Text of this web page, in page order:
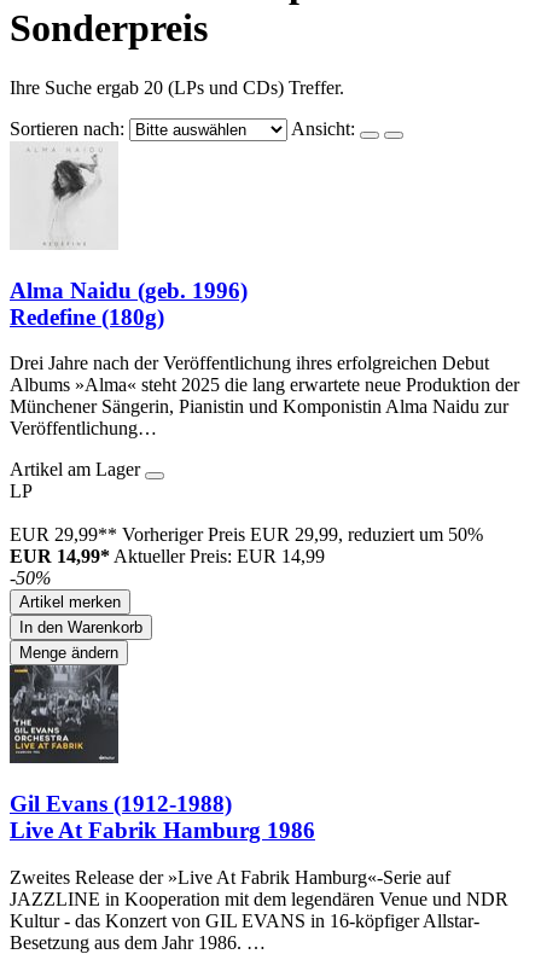
Sonderpreis
Ihre Suche ergab 20 (LPs und CDs) Treffer.
Sortieren nach:
Ansicht:
Alma Naidu (geb. 1996)
Redefine (180g)
Drei Jahre nach der Veröffentlichung ihres erfolgreichen Debut
Albums »Alma« steht 2025 die lang erwartete neue Produktion der
Münchener Sängerin, Pianistin und Komponistin Alma Naidu zur
Veröffentlichung…
Artikel am Lager
LP
EUR 29,99** Vorheriger Preis EUR 29,99, reduziert um 50%
EUR 14,99* Aktueller Preis: EUR 14,99
-50%
Artikel merken
In den Warenkorb
Menge ändern
Gil Evans (1912-1988)
Live At Fabrik Hamburg 1986
Zweites Release der »Live At Fabrik Hamburg«-Serie auf
JAZZLINE in Kooperation mit dem legendären Venue und NDR
Kultur - das Konzert von GIL EVANS in 16-köpfiger Allstar-
Besetzung aus dem Jahr 1986. …